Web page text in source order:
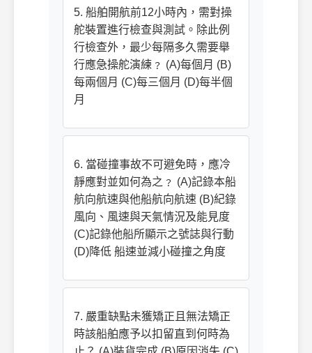
5. 船舶開航前12小時內，需對操
舵裝置進行檢查與測試。除此例
行檢查外，最少每隔多久需要舉
行應急操舵演練﹖ (A)每個月 (B)
每兩個月 (C)每三個月 (D)每半個
月
6. 當碰撞事故不可避免時，應冷
靜應對並如何為之﹖ (A)記錄本船
航向航速與他船航向航速 (B)紀錄
風向、風速與天氣情況及能見度
(C)記錄他船所顯示之號誌與行動
(D)降低 船速並減小碰撞之角度
7. 嚴重缺點未獲矯正且無法矯正
時該船舶應予以扣留直到何時為